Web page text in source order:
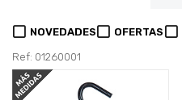
NOVEDADES OFERTAS
Ref: 01260001